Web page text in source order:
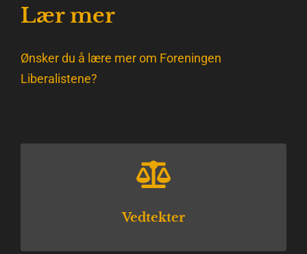
Lær mer
Ønsker du å lære mer om Foreningen
Liberalistene?
Vedtekter